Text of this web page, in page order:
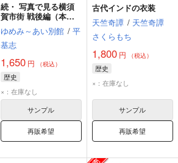
続・ 写真で見る横須
賀市街 戦後編（本町
地区）
ゆめみ～あい別館 / 平
基志
1,650 円 （税込）
歴史
×：在庫なし
サンプル
再販希望
古代インドの衣装
天竺奇譚 / 天竺奇譚
さくらもち
1,800円 （税込）
歴史
×：在庫なし
サンプル
再販希望